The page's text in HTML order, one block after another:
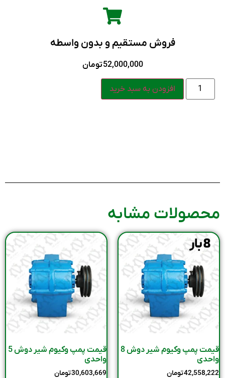
فروش مستقیم و بدون واسطه
52,000,000تومان
افزودن به سبد خرید
محصولات مشابه
قیمت پمپ وکیوم شیر دوش 8
واحدی
42,558,222تومان
قیمت پمپ وکیوم شیر دوش 5
واحدی
30,603,669تومان